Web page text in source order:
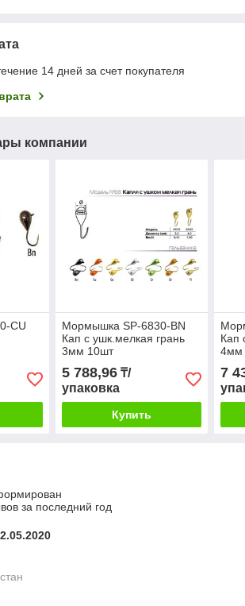
14 дней за счет покупателя
компании
CU
Мормышка SP-6830-BN
Кап с ушк.мелкая грань
3мм 10шт
5 788,96₸/
упаковка
Купить
Кап
4мм
7
за последний год